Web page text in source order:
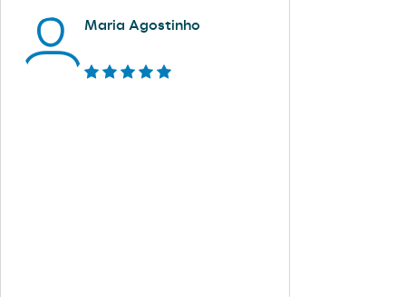
Maria Agostinho